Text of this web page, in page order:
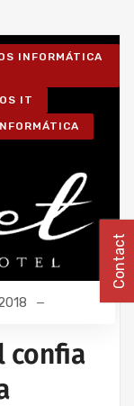
INFORMÁTICA
IT
confia
Contact